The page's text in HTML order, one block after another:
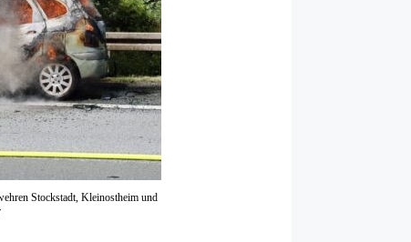
Stockstadt, Kleinostheim und